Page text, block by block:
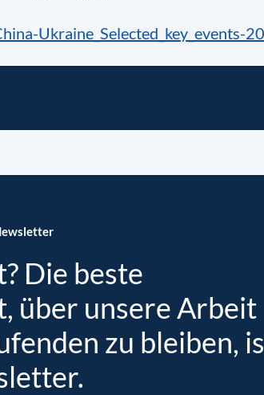
Ukraine_Selected_key_events-
Die beste
über unsere Arbeit
zu bleiben,